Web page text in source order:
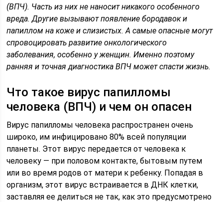
(ВПЧ). Часть из них не наносит никакого особенного
вреда. Другие вызывают появление бородавок и
папиллом на коже и слизистых. А самые опасные могут
спровоцировать развитие онкологического
заболевания, особенно у женщин. Именно поэтому
ранняя и точная диагностика ВПЧ может спасти жизнь.
Что такое вирус папилломы
человека (ВПЧ) и чем он опасен
Вирус папилломы человека распространен очень
широко, им инфицировано 80% всей популяции
планеты. Этот вирус передается от человека к
человеку — при половом контакте, бытовым путем
или во время родов от матери к ребенку. Попадая в
организм, этот вирус встраивается в ДНК клетки,
заставляя ее делиться не так, как это предусмотрено